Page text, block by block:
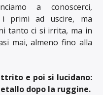
a conoscerci,
primi ad uscire, ma
tanto ci si irrita, ma in
mai, almeno fino alla
e poi si lucidano:
dopo la ruggine.